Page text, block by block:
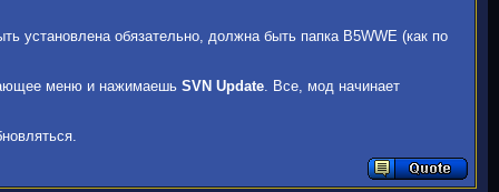
установлена обязательно, должна быть папка B5WWE (как по
меню и нажимаешь SVN Update. Все, мод начинает